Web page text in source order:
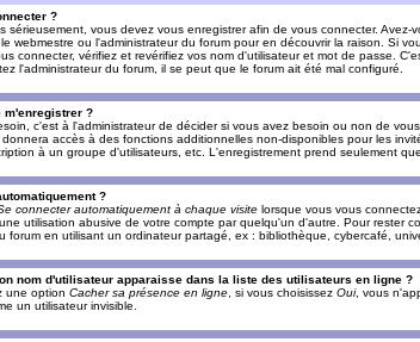
?
sérieusement, vous devez vous enregistrer afin de vous connecter.
webmestre ou l'administrateur du forum pour en découvrir la raison. Si
connecter, vérifiez et revérifiez vos nom d'utilisateur et mot de passe.
l'administrateur du forum, il se peut que le forum ait été mal configuré.
m'enregistrer ?
c'est à l'administrateur de décider si vous avez besoin ou non de
accès à des fonctions additionnelles non-disponibles pour les
à un groupe d'utilisateurs, etc. L'enregistrement prend seulement
?
connecter automatiquement à chaque visite lorsque vous vous
utilisation abusive de votre compte par quelqu'un d'autre. Pour rester
forum en utilisant un ordinateur partagé, ex : bibliothèque, cybercafé,
nom d'utilisateur apparaisse dans la liste des utilisateurs en ligne ?
une option Cacher sa présence en ligne , si vous choisissez Oui, vous
un utilisateur invisible.